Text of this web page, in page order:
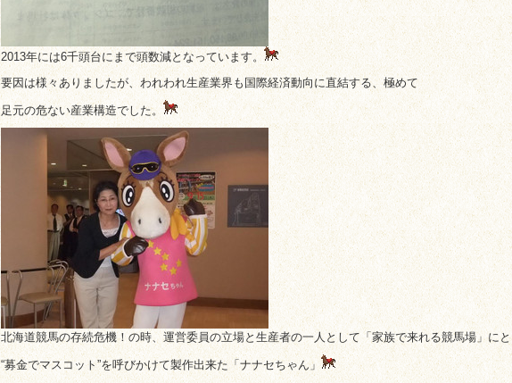
2013年には6千頭台にまで頭数減となっています。
要因は様々ありましたが、われわれ生産業界も国際経済動向に直結する、極めて
足元の危ない産業構造でした。
北海道競馬の存続危機！の時、運営委員の立場と生産者の一人として「家族で来れる競馬場」にと
“募金でマスコット”を呼びかけて製作出来た「ナナセちゃん」